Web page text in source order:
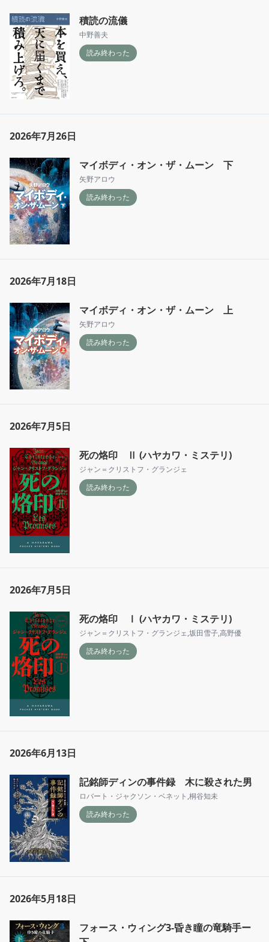
積読の流儀
中野善夫
読み終わった
2026年7月26日
マイボディ・オン・ザ・ムーン 下
矢野アロウ
読み終わった
2026年7月18日
マイボディ・オン・ザ・ムーン 上
矢野アロウ
読み終わった
2026年7月5日
死の烙印 Ⅱ (ハヤカワ・ミステリ)
ジャン＝クリストフ・グランジェ
読み終わった
2026年7月5日
死の烙印 Ⅰ (ハヤカワ・ミステリ)
ジャン＝クリストフ・グランジェ,坂田雪子,高野優
読み終わった
2026年6月13日
記銘師ディンの事件録 木に殺された男
ロバート・ジャクソン・ベネット ,桐谷知未
読み終わった
2026年5月18日
フォース・ウィング3-昏き瞳の竜騎手ー